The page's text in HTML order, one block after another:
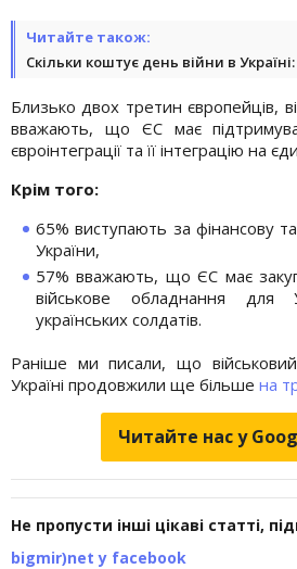
Читайте також:
Скільки коштує день війни в
Близько двох третин європейців,
вважають, що ЄС має
євроінтеграції та її інтеграцію на
Крім того:
65% виступають за фінансову
України,
57% вважають, що ЄС має
військове обладнання для
українських солдатів.
Раніше ми писали, що військовий
Україні продовжили ще більше на
Читайте нас у
Не пропусти інші цікаві статті,
bigmir)net у facebook